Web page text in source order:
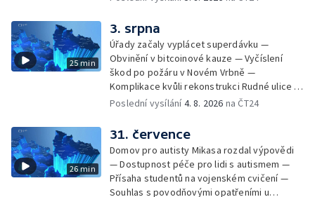
rozsudek v lihové kauze — Výročí
zavraždění Václava III. v Olomouci — Těžba
unikátní rašeliny pro lázně v Karlově
Studánce — Výběr ze sociálních sítí ČT —
Nový program pro léčbu obezity —
Olomoucké (nejen) shakespearovské léto
25 min
3. srpna
Úřady začaly vyplácet superdávku —
Obvinění v bitcoinové kauze — Vyčíslení
škod po požáru v Novém Vrbně —
Komplikace kvůli rekonstrukci Rudné ulice —
Nárůst zájmu o klimatizace — Výluka vlaků
Protipovodňová opatření v Troubkách —
Zájem o bydlení na vysokoškolskýc kolejích
— Vrcholí sklizeň levandulí
Poslední vysílání4. 8. 2026 na ČT24
26 min
31. července
Domov pro autisty Mikasa rozdal výpovědi
— Dostupnost péče pro lidi s autismem —
Přísaha studentů na vojenském cvičení —
Souhlas s povodňovými opatřeními u